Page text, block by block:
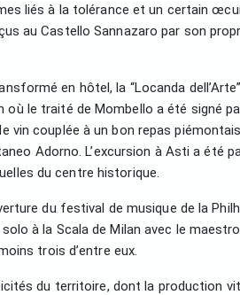
liés à la tolérance et un certain
au Castello Sannazaro par son
en hôtel, la “Locanda
le traité de Mombello a été signé
vin couplée à un bon repas
Adorno. L’excursion à Asti a été
du centre historique.
du festival de musique de la
à la Scala de Milan avec le
trois d’entre eux.
du territoire, dont la production